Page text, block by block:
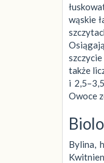
wąskie
także
i
Owoce
Bylina,